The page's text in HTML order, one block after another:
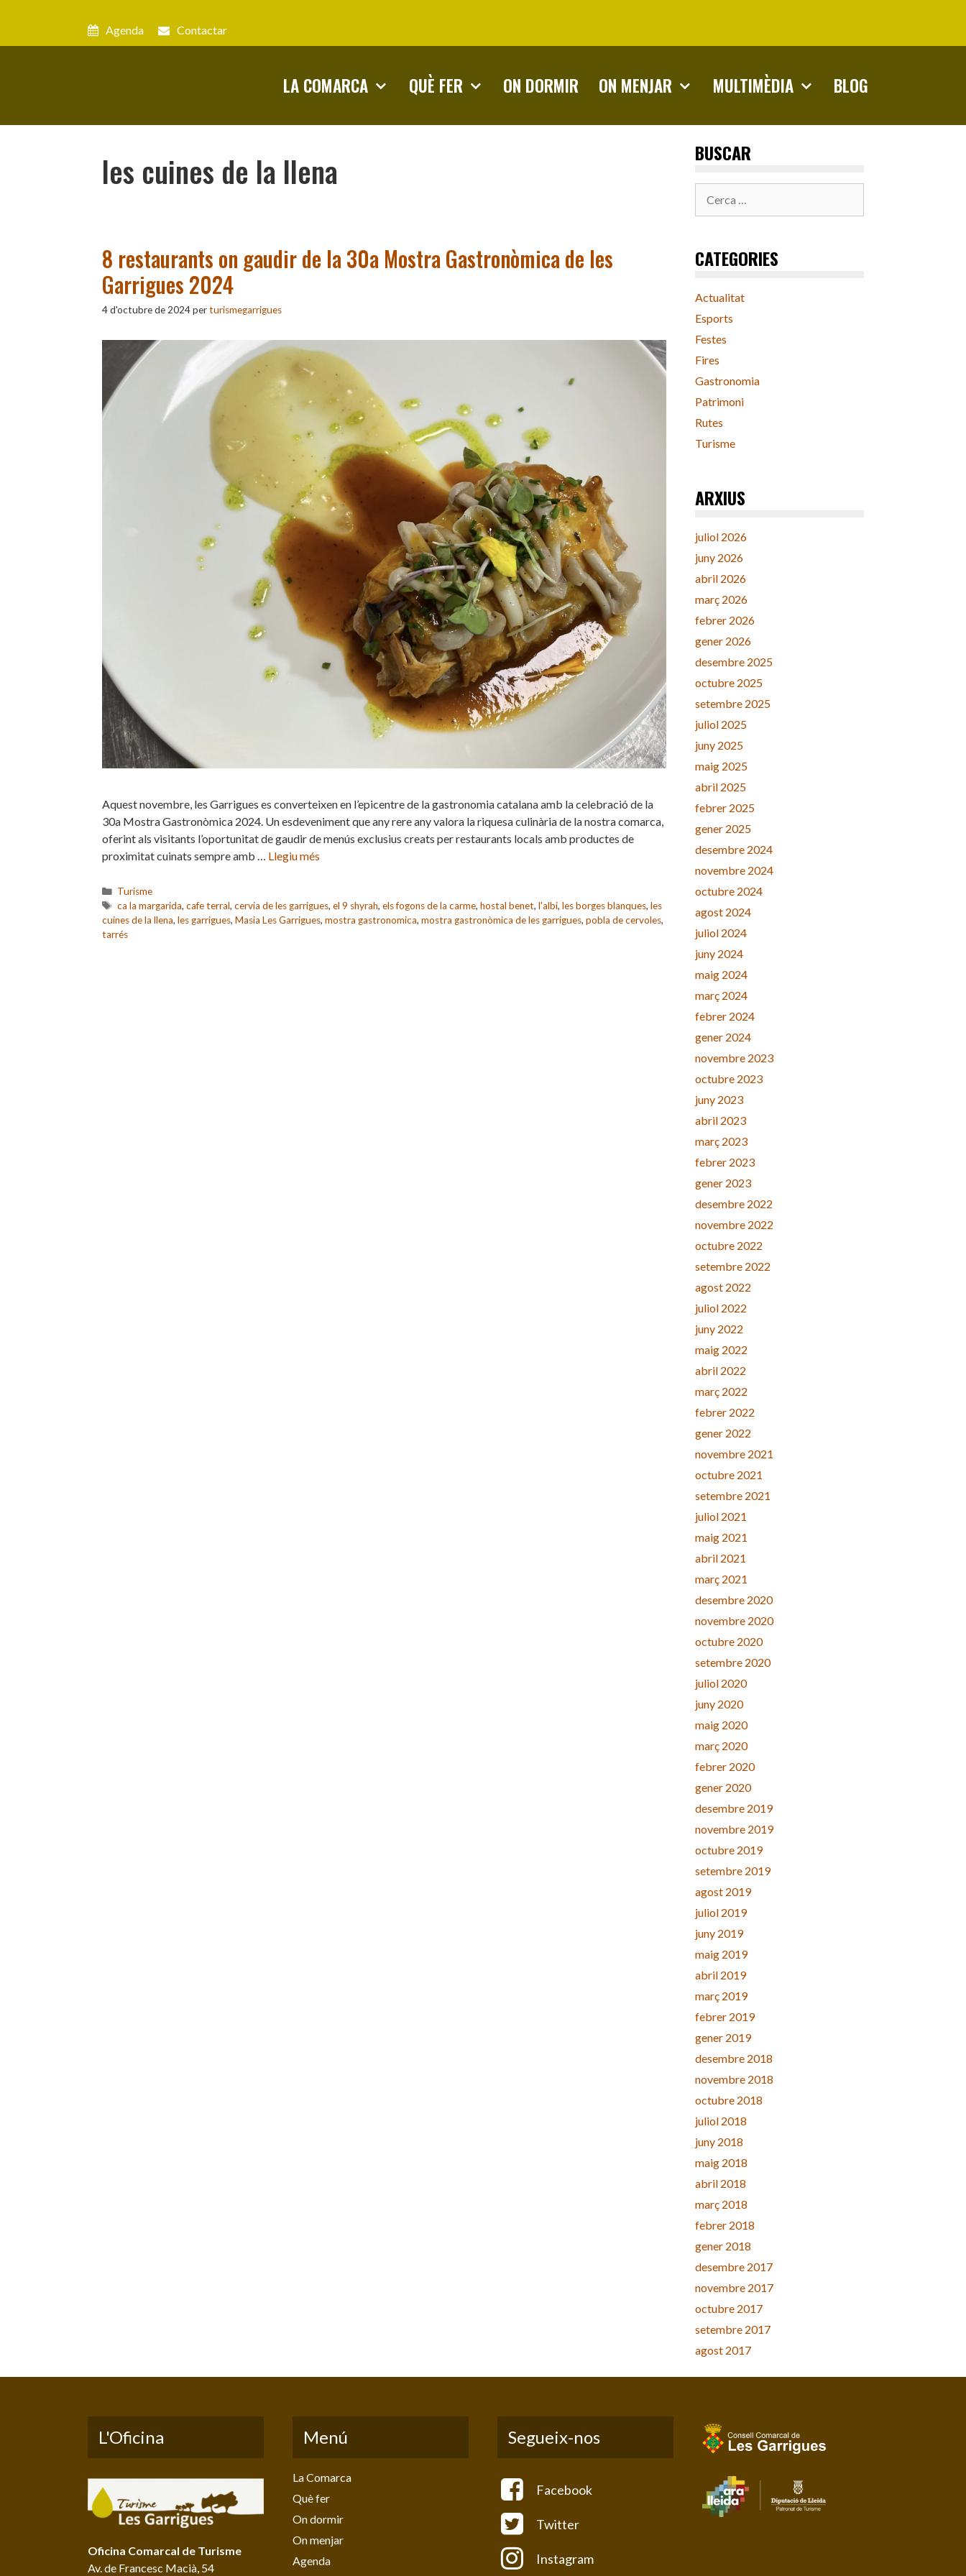
Agenda Contactar
LA COMARCA QUÈ FER ON DORMIR ON MENJAR MULTIMÈDIA BLOG
les cuines de la llena
8 restaurants on gaudir de la 30a Mostra Gastronòmica de les
Garrigues 2024
4 d'octubre de 2024perturismegarrigues
Aquest novembre, les Garrigues es converteixen en l’epicentre de la gastronomia catalana amb la celebració de la
30a Mostra Gastronòmica 2024. Un esdeveniment que any rere any valora la riquesa culinària de la nostra comarca,
oferint als visitants l’oportunitat de gaudir de menús exclusius creats per restaurants locals amb productes de
proximitat cuinats sempre amb … Llegiu més
Categories
Turisme
Etiquetes
ca la margarida,cafe terral,cervia de les garrigues,el 9 shyrah,els fogons de la carme,hostal benet,l'albi,les borges blanques,les
cuines de la llena, les garrigues, Masia Les Garrigues, mostra gastronomica, mostra gastronòmica de les garrigues, pobla de cervoles,
tarrés
BUSCAR
CATEGORIES
Actualitat
Esports
Festes
Fires
Gastronomia
Patrimoni
Rutes
Turisme
ARXIUS
juliol 2026
juny 2026
abril 2026
març 2026
febrer 2026
gener 2026
desembre 2025
octubre 2025
setembre 2025
juliol 2025
juny 2025
maig 2025
abril 2025
febrer 2025
gener 2025
desembre 2024
novembre 2024
octubre 2024
agost 2024
juliol 2024
juny 2024
maig 2024
març 2024
febrer 2024
gener 2024
novembre 2023
octubre 2023
juny 2023
abril 2023
març 2023
febrer 2023
gener 2023
desembre 2022
novembre 2022
octubre 2022
setembre 2022
agost 2022
juliol 2022
juny 2022
maig 2022
abril 2022
març 2022
febrer 2022
gener 2022
novembre 2021
octubre 2021
setembre 2021
juliol 2021
maig 2021
abril 2021
març 2021
desembre 2020
novembre 2020
octubre 2020
setembre 2020
juliol 2020
juny 2020
maig 2020
març 2020
febrer 2020
gener 2020
desembre 2019
novembre 2019
octubre 2019
setembre 2019
agost 2019
juliol 2019
juny 2019
maig 2019
abril 2019
març 2019
febrer 2019
gener 2019
desembre 2018
novembre 2018
octubre 2018
juliol 2018
juny 2018
maig 2018
abril 2018
març 2018
febrer 2018
gener 2018
desembre 2017
novembre 2017
octubre 2017
setembre 2017
agost 2017
L'Oficina
Oficina Comarcal de Turisme
Av. de Francesc Macià, 54
Menú
La Comarca
Què fer
On dormir
On menjar
Agenda
Segueix-nos
Facebook
Twitter
Instagram